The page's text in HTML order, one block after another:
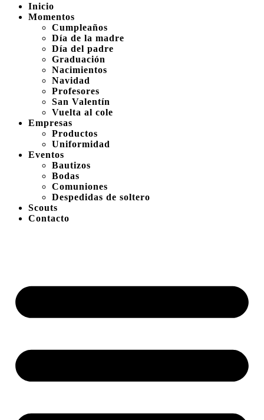
Inicio
Momentos
Cumpleaños
Día de la madre
Día del padre
Graduación
Nacimientos
Navidad
Profesores
San Valentín
Vuelta al cole
Empresas
Productos
Uniformidad
Eventos
Bautizos
Bodas
Comuniones
Despedidas de soltero
Scouts
Contacto